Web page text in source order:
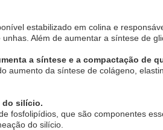
estabilizado em colina e
Além de aumentar a síntese de
a síntese e a compactação de
da síntese de colágeno,
do silício.
fosfolipídios, que são componentes
do silício.